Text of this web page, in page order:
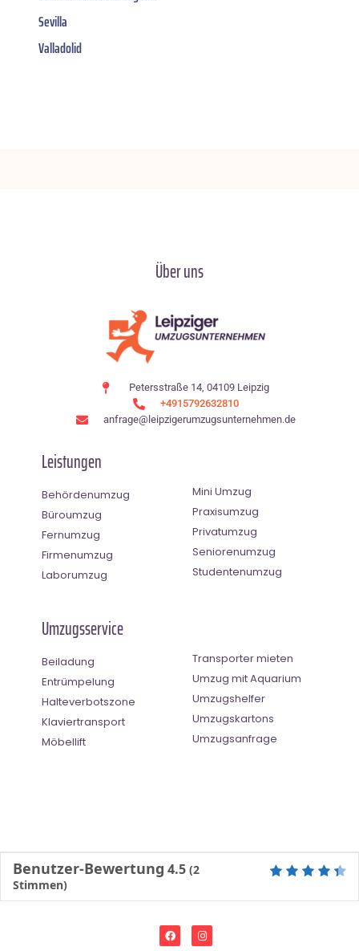
Sevilla
Valladolid
Über uns
Petersstraße 14, 04109 Leipzig
+4915792632810
anfrage@leipzigerumzugsunternehmen.de
Leistungen
Behördenumzug
Büroumzug
Fernumzug
Firmenumzug
Laborumzug
Mini Umzug
Praxisumzug
Privatumzug
Seniorenumzug
Studentenumzug
Umzugsservice
Beiladung
Entrümpelung
Halteverbotszone
Klaviertransport
Möbellift
Transporter mieten
Umzug mit Aquarium
Umzugshelfer
Umzugskartons
Umzugsanfrage
Benutzer-Bewertung 4.5 (2
Stimmen)